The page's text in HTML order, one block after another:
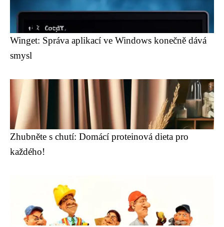
Winget: Správa aplikací ve Windows konečně dává
smysl
Zhubněte s chutí: Domácí proteinová dieta pro
každého!